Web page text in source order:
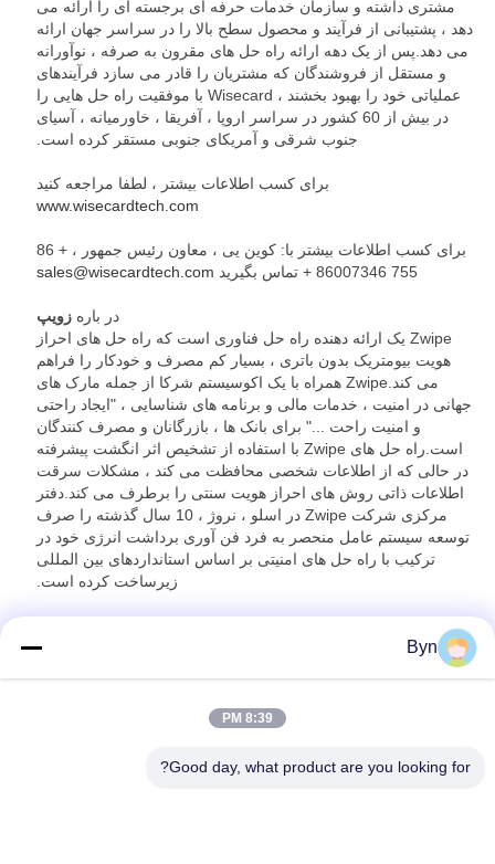
مشتری داشته و سازمان خدمات حرفه ای برجسته ای را ارائه می
دهد ، پشتیبانی از فرآیند و محصول سطح بالا را در سراسر جهان ارائه
می دهد.پس از یک دهه ارائه راه حل های مقرون به صرفه ، نوآورانه
و مستقل از فروشندگان که مشتریان را قادر می سازد فرآیندهای
عملیاتی خود را بهبود بخشند ، Wisecard با موفقیت راه حل هایی را
در بیش از 60 کشور در سراسر اروپا ، آفریقا ، خاورمیانه ، آسیای
جنوب شرقی و آمریکای جنوبی مستقر کرده است.
برای کسب اطلاعات بیشتر ، لطفا مراجعه کنید
www.wisecardtech.com
برای کسب اطلاعات بیشتر با: کوین یی ، معاون رئیس جمهور ، + 86
755 86007346 + تماس بگیرید
sales@wisecardtech.com
در باره زویپ
Zwipe یک ارائه دهنده راه حل فناوری است که راه حل های احراز
هویت بیومتریک بدون باتری ، بسیار کم مصرف و خودکار را فراهم
می کند.Zwipe همراه با یک اکوسیستم شرکا از جمله مارک های
جهانی در امنیت ، خدمات مالی و برنامه های شناسایی ، "ایجاد راحتی
و امنیت راحت ..." برای بانک ها ، بازرگانان و مصرف کنندگان
است.راه حل های Zwipe با استفاده از تشخیص اثر انگشت پیشرفته
در حالی که از اطلاعات شخصی محافظت می کند ، مشکلات سرقت
اطلاعات ذاتی روش های احراز هویت سنتی را برطرف می کند.دفتر
مرکزی شرکت Zwipe در اسلو ، نروژ ، 10 سال گذشته را صرف
توسعه سیستم عامل منحصر به فرد فن آوری برداشت انرژی خود در
ترکیب با راه حل های امنیتی بر اساس استانداردهای بین المللی
زیرساخت کرده است.
Byn
8:39 PM
Good day, what product are you looking for?